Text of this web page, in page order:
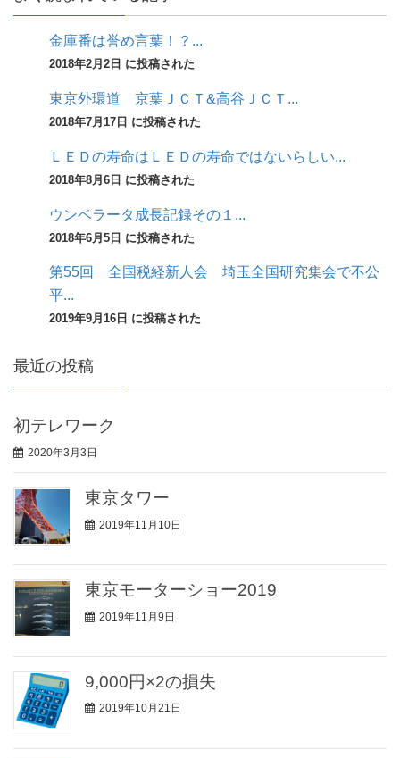
金庫番は誉め言葉！？...
2018年2月2日 に投稿された
東京外環道 京葉ＪＣＴ&高谷ＪＣＴ...
2018年7月17日 に投稿された
ＬＥＤの寿命はＬＥＤの寿命ではないらしい...
2018年8月6日 に投稿された
ウンベラータ成長記録その１...
2018年6月5日 に投稿された
第55回 全国税経新人会 埼玉全国研究集会で不公
平...
2019年9月16日 に投稿された
最近の投稿
初テレワーク
2020年3月3日
東京タワー
2019年11月10日
東京モーターショー2019
2019年11月9日
9,000円×2の損失
2019年10月21日